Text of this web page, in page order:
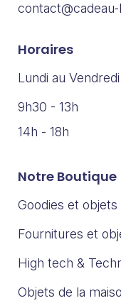
Horaires
Lundi au Vendredi
9h30 - 13h
14h - 18h
Notre Boutique
Goodies et
Fournitures et
High tech &
Objets de la